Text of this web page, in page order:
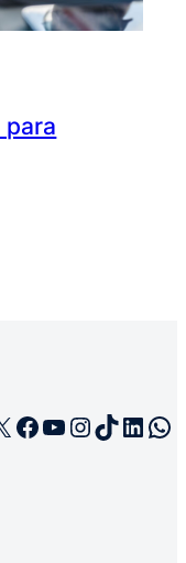
Facebook
YouTube
TikTok